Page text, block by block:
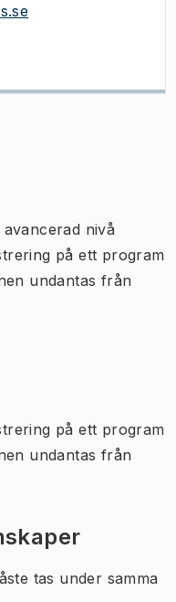
nivå
på ett program
undantas från
på ett program
undantas från
tas under samma